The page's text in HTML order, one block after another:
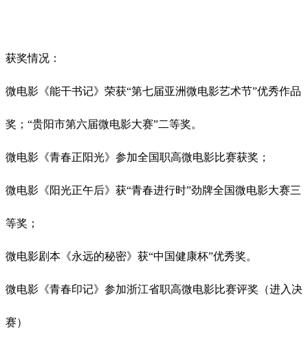
获奖情况：
微电影《能干书记》荣获“第七届亚洲微电影艺术节”优秀作品
奖；“贵阳市第六届微电影大赛”二等奖。
微电影《青春正阳光》参加全国职高微电影比赛获奖；
微电影《阳光正午后》获“青春进行时”劲牌全国微电影大赛三
等奖；
微电影剧本《永远的秘密》获“中国健康杯”优秀奖。
微电影《青春印记》参加浙江省职高微电影比赛评奖（进入决
赛）